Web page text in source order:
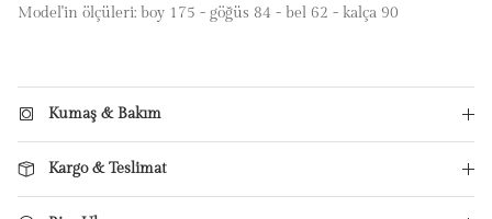
Model'in ölçüleri: boy 175 - göğüs 84 - bel 62 - kalça 90
Kumaş & Bakım
Kargo & Teslimat